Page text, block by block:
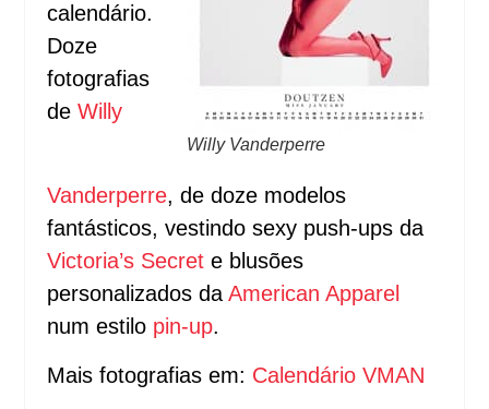
Willy Vanderperre
calendário.
Doze
fotografias
deWilly
Vanderperre, de doze modelos
fantásticos, vestindo sexy push-ups da
Victoria’s Secret e blusões
personalizados daAmerican Apparel
num estilo pin-up.
Mais fotografias em: Calendário VMAN